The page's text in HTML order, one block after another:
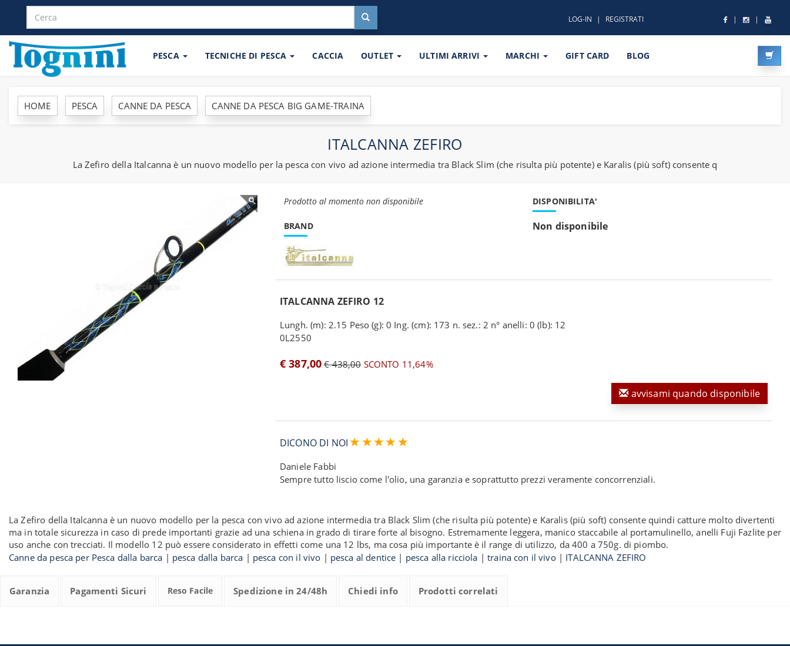
LOG-IN REGISTRATI
PESCA TECNICHE DI PESCA CACCIA OUTLET ULTIMI ARRIVI MARCHI GIFT CARD BLOG
HOME PESCA CANNE DA PESCA CANNE DA PESCA BIG GAME-TRAINA
ITALCANNA ZEFIRO
La Zefiro della Italcanna è un nuovo modello per la pesca con vivo ad azione intermedia tra Black Slim (che risulta più potente) e Karalis (più soft) consente q
Prodotto al momento non disponibile
BRAND
DISPONIBILITA'
Non disponibile
ITALCANNA ZEFIRO 12
Lungh. (m): 2.15 Peso (g): 0 Ing. (cm): 173 n. sez.: 2 n° anelli: 0 (lb): 12
0L2550
€ 387,00 € 438,00SCONTO 11,64%
avvisami quando disponibile
DICONO DI NOI
Daniele Fabbi
Sempre tutto liscio come l'olio, una garanzia e soprattutto prezzi veramente concorrenziali.
La Zefiro della Italcanna è un nuovo modello per la pesca con vivo ad azione intermedia tra Black Slim (che risulta più potente) e Karalis (più soft) consente quindi catture molto divertenti
ma in totale sicurezza in caso di prede importanti grazie ad una schiena in grado di tirare forte al bisogno. Estremamente leggera, manico staccabile al portamulinello, anelli Fuji Fazlite per
uso anche con trecciati. Il modello 12 può essere considerato in effetti come una 12 lbs, ma cosa più importante è il range di utilizzo, da 400 a 750g. di piombo.
Canne da pesca per Pesca dalla barca | pesca dalla barca | pesca con il vivo | pesca al dentice | pesca alla ricciola |traina con il vivo| ITALCANNA ZEFIRO
Garanzia Pagamenti Sicuri Reso Facile Spedizione in 24/48h Chiedi info Prodotti correlati